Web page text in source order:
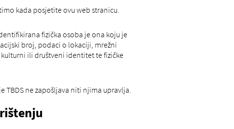
kada posjetite ovu web stranicu.
fizička osoba je ona koju je
broj, podaci o lokaciji, mrežni
ili društveni identitet te fizičke
TBDS ne zapošljava niti njima upravlja.